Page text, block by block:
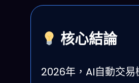
核心結論
2026年，AI自動交